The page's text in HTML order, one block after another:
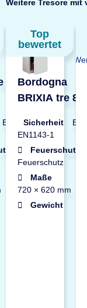
Weitere Tresore
EN2-
EN2 nach
Leichter
1600 ×
860 kg
Top
bewertet
Bordogna
BRIXIA tre 8
Sicherheit
EN1143-1
Feuerschutz
Feuerschutz
Maße
720 × 620 mm
Gewicht